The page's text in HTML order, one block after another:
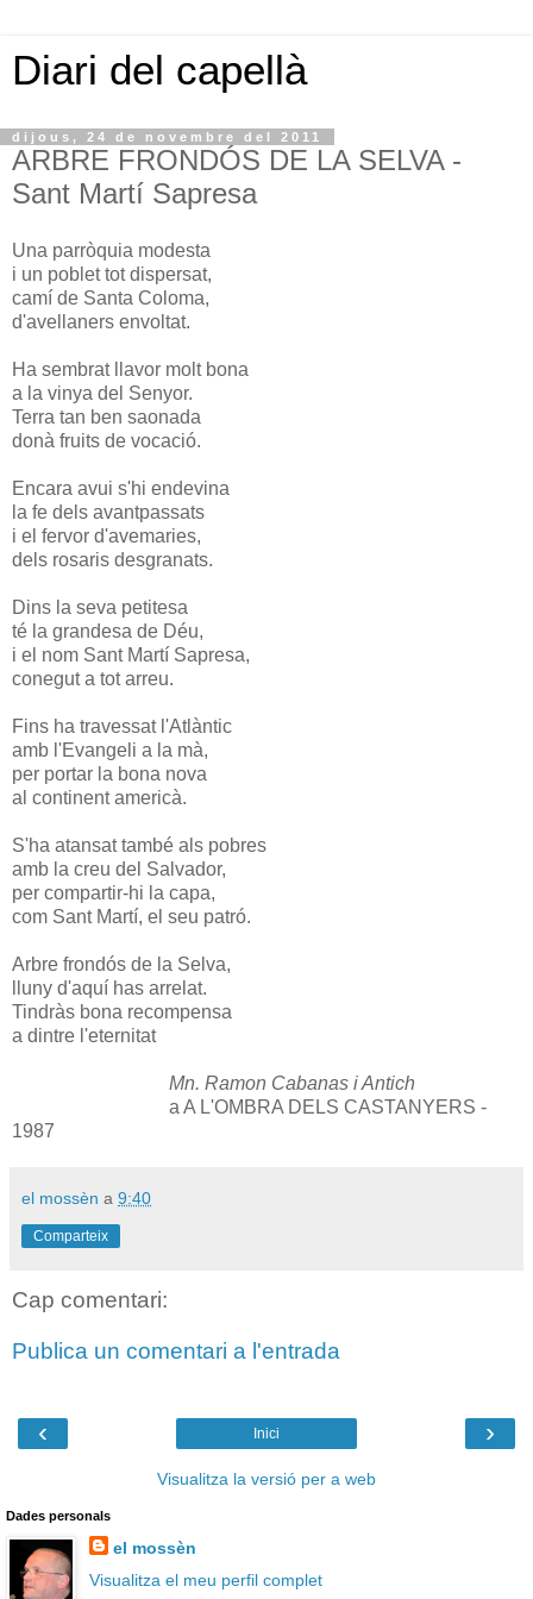
Diari del capellà
dijous, 24 de novembre del 2011
ARBRE FRONDÓS DE LA SELVA -
Sant Martí Sapresa
Una parròquia modesta
i un poblet tot dispersat,
camí de Santa Coloma,
d'avellaners envoltat.
Ha sembrat llavor molt bona
a la vinya del Senyor.
Terra tan ben saonada
donà fruits de vocació.
Encara avui s'hi endevina
la fe dels avantpassats
i el fervor d'avemaries,
dels rosaris desgranats.
Dins la seva petitesa
té la grandesa de Déu,
i el nom Sant Martí Sapresa,
conegut a tot arreu.
Fins ha travessat l'Atlàntic
amb l'Evangeli a la mà,
per portar la bona nova
al continent americà.
S'ha atansat també als pobres
amb la creu del Salvador,
per compartir-hi la capa,
com Sant Martí, el seu patró.
Arbre frondós de la Selva,
lluny d'aquí has arrelat.
Tindràs bona recompensa
a dintre l'eternitat
Mn. Ramon Cabanas i Antich
a A L'OMBRA DELS CASTANYERS -
1987
el mossèn a 9:40
Comparteix
Cap comentari:
Publica un comentari a l'entrada
‹ ›
Inici
Visualitza la versió per a web
Dades personals
el mossèn
Visualitza el meu perfil complet